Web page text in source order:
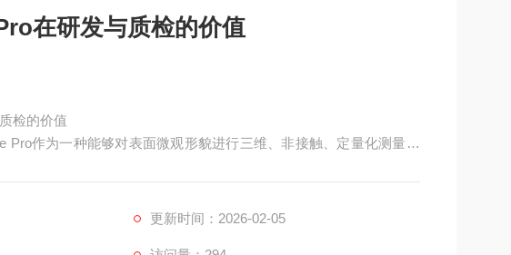
在研发与质检的价值
检的价值
Pro作为一种能够对表面微观形貌进行三维、非接触、定量化测量的
更新时间：2026-02-05